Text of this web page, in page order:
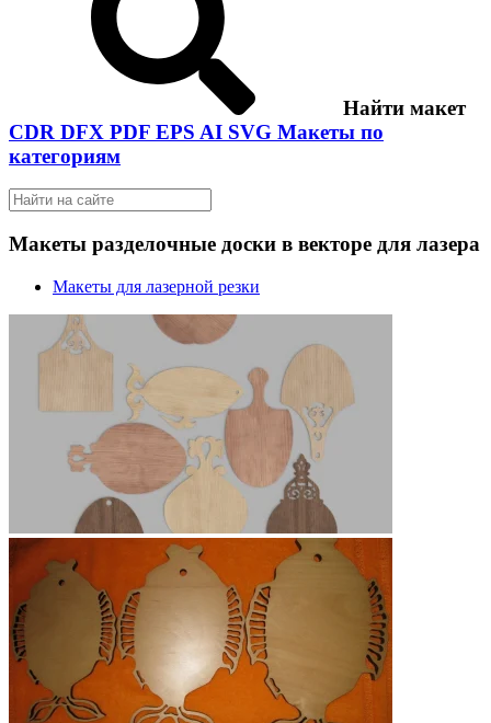
Найти макет
CDR DFX PDF EPS AI SVG Макеты по
категориям
Макеты разделочные доски в векторе для лазера
Макеты для лазерной резки